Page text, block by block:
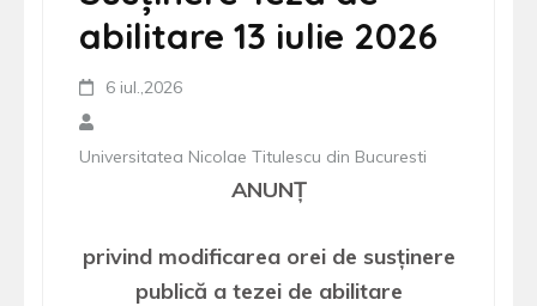
abilitare 13 iulie 2026
6 iul.,2026
Universitatea Nicolae Titulescu din Bucuresti
ANUNŢ
privind modificarea orei de susținere
publică a tezei de abilitare